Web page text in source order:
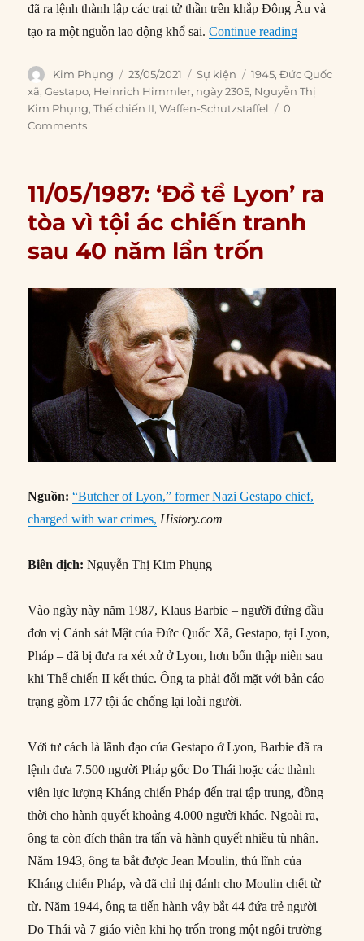
đã ra lệnh thành lập các trại tử thần trên khắp Đông Âu và
tạo ra một nguồn lao động khổ sai.Continue reading“23/05/
Author
Kim Phụng
Posted
on
23/05/2021 Categories
Sự kiện Tags
1945,Đức Quốc
xã,Gestapo, Heinrich Himmler, ngày 2305, Nguyễn Thị
Kim Phụng,Thế chiến II,Waffen-Schutzstaffel
0
Comments
11/05/1987: ‘Đồ tể Lyon’ ra
tòa vì tội ác chiến tranh
sau 40 năm lẩn trốn
Nguồn: “Butcher of Lyon,” former Nazi Gestapo chief,
charged with war crimes, History.com
Biên dịch: Nguyễn Thị Kim Phụng
Vào ngày này năm 1987, Klaus Barbie – người đứng đầu
đơn vị Cảnh sát Mật của Đức Quốc Xã, Gestapo, tại Lyon,
Pháp – đã bị đưa ra xét xử ở Lyon, hơn bốn thập niên sau
khi Thế chiến II kết thúc. Ông ta phải đối mặt với bản cáo
trạng gồm 177 tội ác chống lại loài người.
Với tư cách là lãnh đạo của Gestapo ở Lyon, Barbie đã ra
lệnh đưa 7.500 người Pháp gốc Do Thái hoặc các thành
viên lực lượng Kháng chiến Pháp đến trại tập trung, đồng
thời cho hành quyết khoảng 4.000 người khác. Ngoài ra,
ông ta còn đích thân tra tấn và hành quyết nhiều tù nhân.
Năm 1943, ông ta bắt được Jean Moulin, thủ lĩnh của
Kháng chiến Pháp, và đã chỉ thị đánh cho Moulin chết từ
từ. Năm 1944, ông ta tiến hành vây bắt 44 đứa trẻ người
Do Thái và 7 giáo viên khi họ trốn trong một ngôi trường